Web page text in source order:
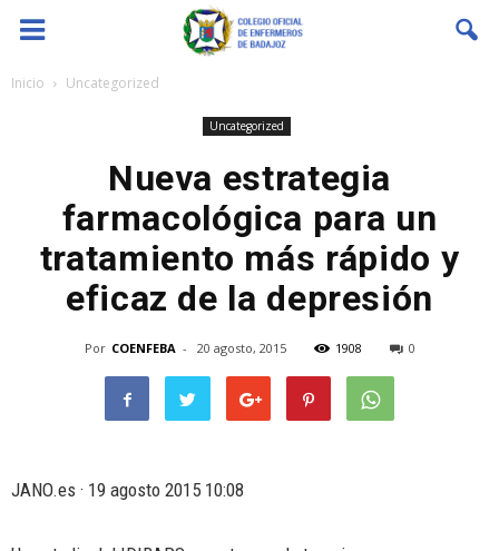
Coenfeba
Inicio Uncategorized
Uncategorized
Nueva estrategia
farmacológica para un
tratamiento más rápido y
eficaz de la depresión
Por COENFEBA - 20 agosto, 2015 1908 0
JANO.es · 19 agosto 2015 10:08